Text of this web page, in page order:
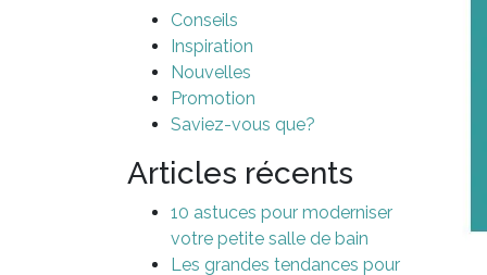
Conseils
Inspiration
Nouvelles
Promotion
Saviez-vous que?
Articles récents
10 astuces pour moderniser
votre petite salle de bain
Les grandes tendances pour